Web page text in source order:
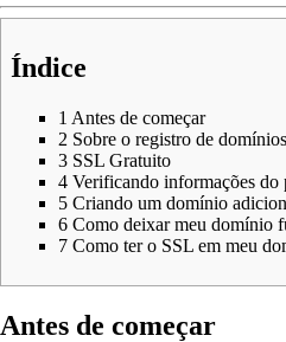
Índice
1 Antes de começar
2 Sobre o registro de
3 SSL Gratuito
4 Verificando informações do
5 Criando um domínio
6 Como deixar meu domínio
7 Como ter o SSL em meu
Antes de começar